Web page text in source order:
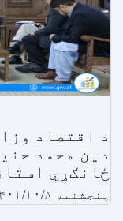
د اقتصاد
دین محمد
ځانګړي
پنجشنبه ۱۴۰۱/۱۰/۸ - ۸:۳۴